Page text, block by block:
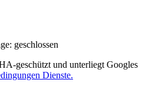
geschlossen
geschützt und unterliegt Googles
Dienste.